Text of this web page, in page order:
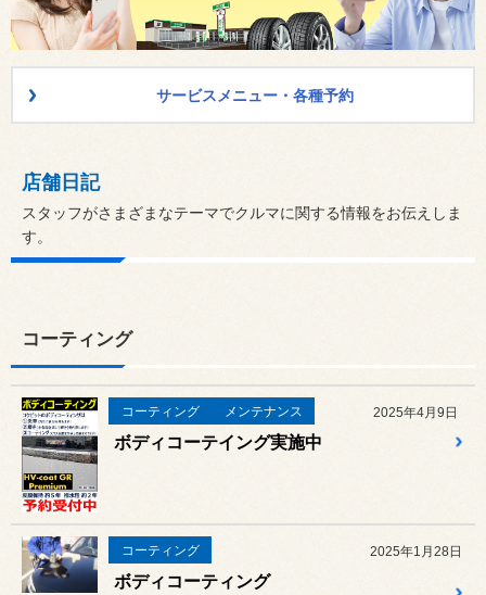
サービスメニュー・各種予約
店舗日記
スタッフがさまざまなテーマでクルマに関する情報をお伝えしま
す。
コーティング
コーティング メンテナンス 2025年4月9日
ボディコーテイング実施中
コーティング 2025年1月28日
ボディコーティング